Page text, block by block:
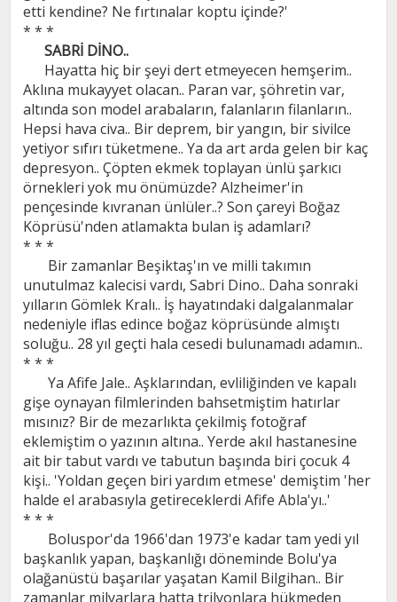
etti kendine? Ne fırtınalar koptu içinde?'
* * *
SABRİ DİNO..
Hayatta hiç bir şeyi dert etmeyecen hemşerim..
Aklına mukayyet olacan.. Paran var, şöhretin var,
altında son model arabaların, falanların filanların..
Hepsi hava civa.. Bir deprem, bir yangın, bir sivilce
yetiyor sıfırı tüketmene.. Ya da art arda gelen bir kaç
depresyon.. Çöpten ekmek toplayan ünlü şarkıcı
örnekleri yok mu önümüzde? Alzheimer'in
pençesinde kıvranan ünlüler..? Son çareyi Boğaz
Köprüsü'nden atlamakta bulan iş adamları?
* * *
Bir zamanlar Beşiktaş'ın ve milli takımın
unutulmaz kalecisi vardı, Sabri Dino.. Daha sonraki
yılların Gömlek Kralı.. İş hayatındaki dalgalanmalar
nedeniyle iflas edince boğaz köprüsünde almıştı
soluğu.. 28 yıl geçti hala cesedi bulunamadı adamın..
* * *
Ya Afife Jale.. Aşklarından, evliliğinden ve kapalı
gişe oynayan filmlerinden bahsetmiştim hatırlar
mısınız? Bir de mezarlıkta çekilmiş fotoğraf
eklemiştim o yazının altına.. Yerde akıl hastanesine
ait bir tabut vardı ve tabutun başında biri çocuk 4
kişi.. 'Yoldan geçen biri yardım etmese' demiştim 'her
halde el arabasıyla getireceklerdi Afife Abla'yı..'
* * *
Boluspor'da 1966'dan 1973'e kadar tam yedi yıl
başkanlık yapan, başkanlığı döneminde Bolu'ya
olağanüstü başarılar yaşatan Kamil Bilgihan.. Bir
zamanlar milyarlara hatta trilyonlara hükmeden